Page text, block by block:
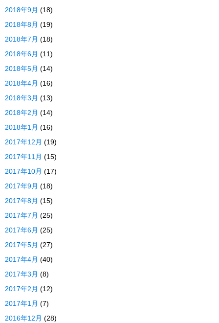
2018年9月 (18)
2018年8月 (19)
2018年7月 (18)
2018年6月 (11)
2018年5月 (14)
2018年4月 (16)
2018年3月 (13)
2018年2月 (14)
2018年1月 (16)
2017年12月 (19)
2017年11月 (15)
2017年10月 (17)
2017年9月 (18)
2017年8月 (15)
2017年7月 (25)
2017年6月 (25)
2017年5月 (27)
2017年4月 (40)
2017年3月 (8)
2017年2月 (12)
2017年1月 (7)
2016年12月 (28)